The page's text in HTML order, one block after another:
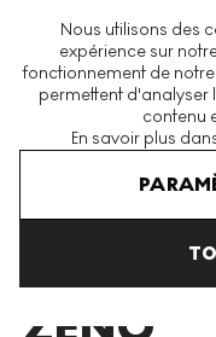
Nous utilisons des
expérience sur
fonctionnement de
permettent d'analyser
contenu
En savoir plus
La plus grande
Jorge
JORGE